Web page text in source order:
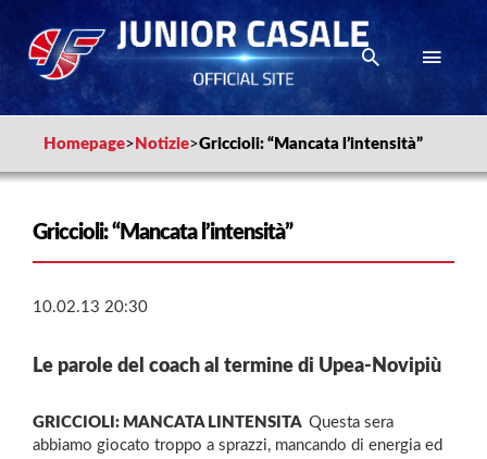
Homepage> Notizie>Griccioli: “Mancata l’intensità”
Griccioli: “Mancata l’intensità”
10.02.13 20:30
Le parole del coach al termine di Upea-Novipiù
GRICCIOLI: MANCATA LINTENSITA  Questa sera
abbiamo giocato troppo a sprazzi, mancando di energia ed